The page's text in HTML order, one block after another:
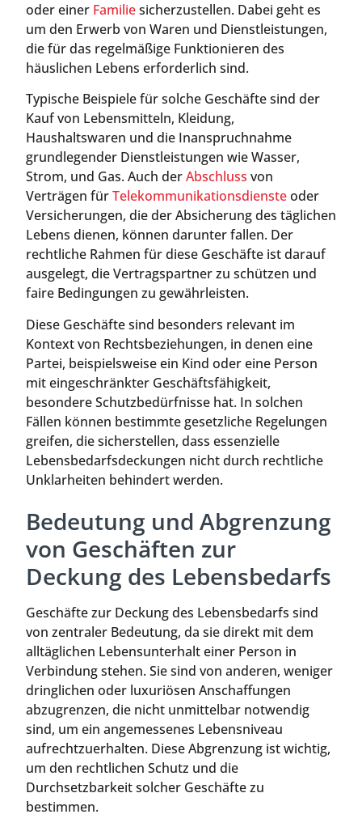
oder einer Familiesicherzustellen. Dabei geht es
um den Erwerb von Waren und Dienstleistungen,
die für das regelmäßige Funktionieren des
häuslichen Lebens erforderlich sind.
Typische Beispiele für solche Geschäfte sind der
Kauf von Lebensmitteln, Kleidung,
Haushaltswaren und die Inanspruchnahme
grundlegender Dienstleistungen wie Wasser,
Strom, und Gas. Auch derAbschluss von
Verträgen fürTelekommunikationsdiensteoder
Versicherungen, die der Absicherung des täglichen
Lebens dienen, können darunter fallen. Der
rechtliche Rahmen für diese Geschäfte ist darauf
ausgelegt, die Vertragspartner zu schützen und
faire Bedingungen zu gewährleisten.
Diese Geschäfte sind besonders relevant im
Kontext von Rechtsbeziehungen, in denen eine
Partei, beispielsweise ein Kind oder eine Person
mit eingeschränkter Geschäftsfähigkeit,
besondere Schutzbedürfnisse hat. In solchen
Fällen können bestimmte gesetzliche Regelungen
greifen, die sicherstellen, dass essenzielle
Lebensbedarfsdeckungen nicht durch rechtliche
Unklarheiten behindert werden.
Bedeutung und Abgrenzung
von Geschäften zur
Deckung des Lebensbedarfs
Geschäfte zur Deckung des Lebensbedarfs sind
von zentraler Bedeutung, da sie direkt mit dem
alltäglichen Lebensunterhalt einer Person in
Verbindung stehen. Sie sind von anderen, weniger
dringlichen oder luxuriösen Anschaffungen
abzugrenzen, die nicht unmittelbar notwendig
sind, um ein angemessenes Lebensniveau
aufrechtzuerhalten. Diese Abgrenzung ist wichtig,
um den rechtlichen Schutz und die
Durchsetzbarkeit solcher Geschäfte zu
bestimmen.